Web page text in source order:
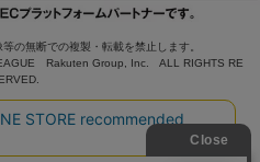
の無断での複製・転載を禁止します。
Rakuten Group, Inc. ALL RIGHTS RE